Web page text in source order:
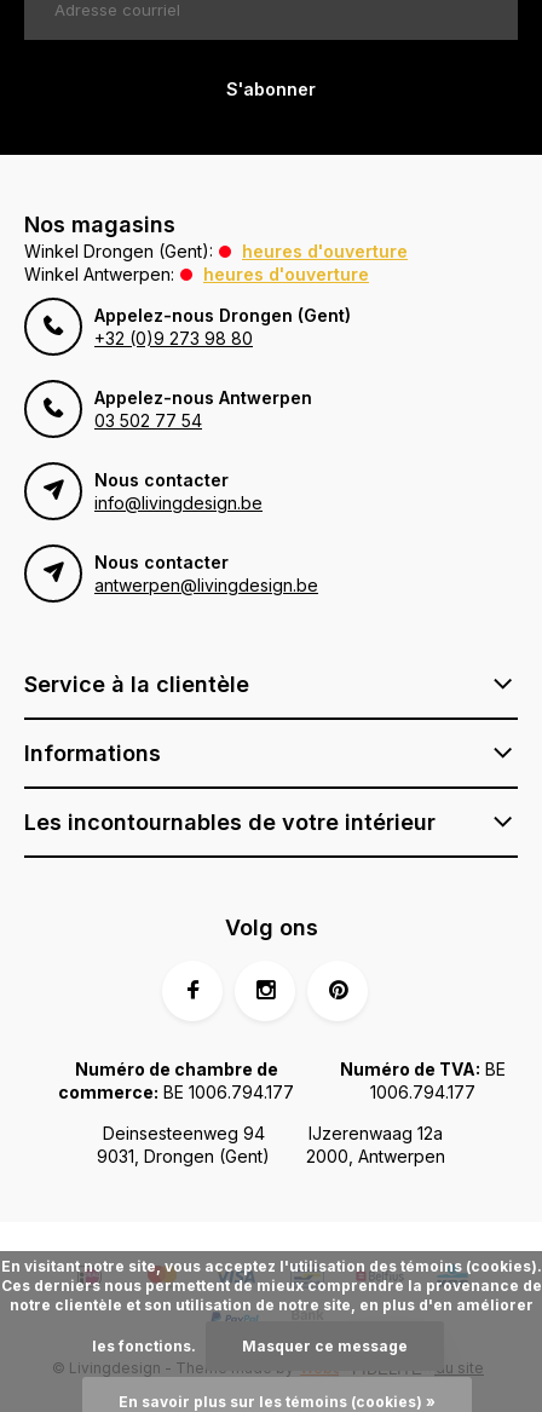
S'abonner
Nos magasins
Winkel Drongen (Gent):
heures d'ouverture
Winkel Antwerpen:
heures d'ouverture
Appelez-nous Drongen (Gent)
+32 (0)9 273 98 80
Appelez-nous Antwerpen
03 502 77 54
Nous contacter
info@livingdesign.be
Nous contacter
antwerpen@livingdesign.be
Service à la clientèle
Informations
Les incontournables de votre intérieur
Deinsesteenweg 94
9031, Drongen (Gent)
IJzerenwaag 12a
2000, Antwerpen
Numéro de chambre de
commerce: BE 1006.794.177
Numéro de TVA: BE
1006.794.177
Volg ons
© Livingdesign - Theme made by Webdinge.nl Plan du site
En visitant notre site, vous acceptez l'utilisation des témoins (cookies).
Ces derniers nous permettent de mieux comprendre la provenance de
notre clientèle et son utilisation de notre site, en plus d'en améliorer
les fonctions. Masquer ce message
En savoir plus sur les témoins (cookies) »
FIDÉLITÉ